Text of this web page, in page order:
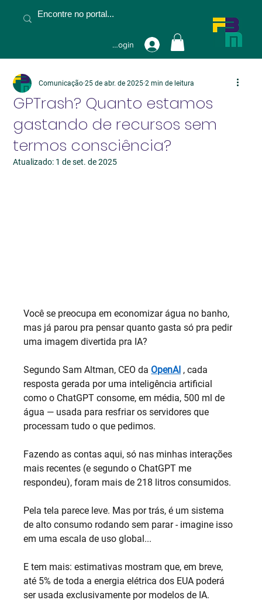
Fazer Login
GPTrash? Quanto estamos
gastando de recursos sem
termos consciência?
Comunicação 25 de abr. de 2025 2 min de leitura
Atualizado: 1 de set. de 2025
Você se preocupa em economizar água no banho,
mas já parou pra pensar quanto gasta só pra pedir
uma imagem divertida pra IA?
Segundo Sam Altman, CEO da OpenAI , cada
resposta gerada por uma inteligência artificial
como o ChatGPT consome, em média, 500 ml de
água — usada para resfriar os servidores que
processam tudo o que pedimos.
Fazendo as contas aqui, só nas minhas interações
mais recentes (e segundo o ChatGPT me
respondeu), foram mais de 218 litros consumidos.
Pela tela parece leve. Mas por trás, é um sistema
de alto consumo rodando sem parar - imagine isso
em uma escala de uso global...
E tem mais: estimativas mostram que, em breve,
até 5% de toda a energia elétrica dos EUA poderá
ser usada exclusivamente por modelos de IA.